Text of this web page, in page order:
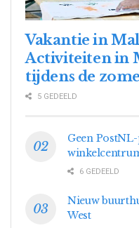
Vakantie in
Activiteiten in
tijdens de
5 GEDEELD
Geen
6 GEDEELD
Nieuw
West